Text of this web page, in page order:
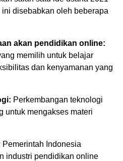
disebabkan oleh beberapa
akan pendidikan online:
memilih untuk belajar
dan kenyamanan yang
Perkembangan teknologi
untuk mengakses materi
Pemerintah Indonesia
industri pendidikan online